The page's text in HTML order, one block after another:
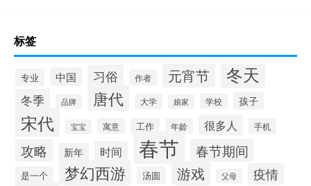
标签
专业 中国 习俗 作者 元宵节 冬天
冬季 品牌 唐代 大学 娘家 学校 孩子
宋代 宝宝 寓意 工作 年龄 很多人 手机
攻略 新年 时间 春节 春节期间
是一个 梦幻西游 汤圆 游戏 父母 疫情